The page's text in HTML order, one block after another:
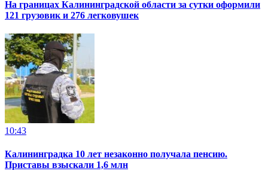
На границах Калининградской области за сутки оформили
121 грузовик и 276 легковушек
10:43
Калининградка 10 лет незаконно получала пенсию.
Приставы взыскали 1,6 млн